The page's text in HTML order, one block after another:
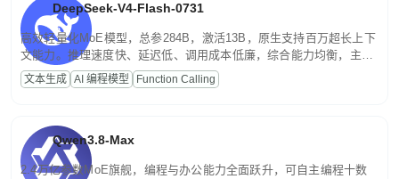
DeepSeek-V4-Flash-0731
高效轻量化MoE模型，总参284B，激活13B，原生支持百万超长上下
文能力。推理速度快、延迟低、调用成本低廉，综合能力均衡，主打
高并发、轻量化任务，适合日常对话、内容创作、基础 RAG、批量
文案处理等普惠刚需场景。
文本生成 AI 编程模型 Function Calling
Qwen3.8-Max
2.4万亿参数MoE旗舰，编程与办公能力全面跃升，可自主编程十数